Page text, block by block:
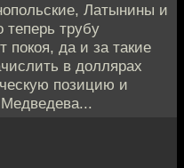
Латынины и
трубу
да и за такие
в доллярах
позицию и